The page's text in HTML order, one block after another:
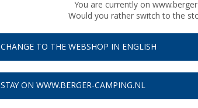
You are currently on
Would you rather switch to the
CHANGE TO THE WEBSHOP IN ENGLISH
STAY ON WWW.BERGER-CAMPING.NL